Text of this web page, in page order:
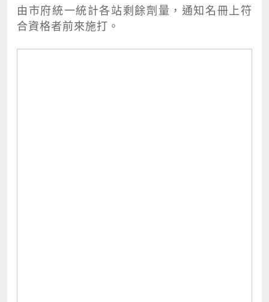
由市府統一統計各站剩餘劑量，通知名冊上符
合資格者前來施打。